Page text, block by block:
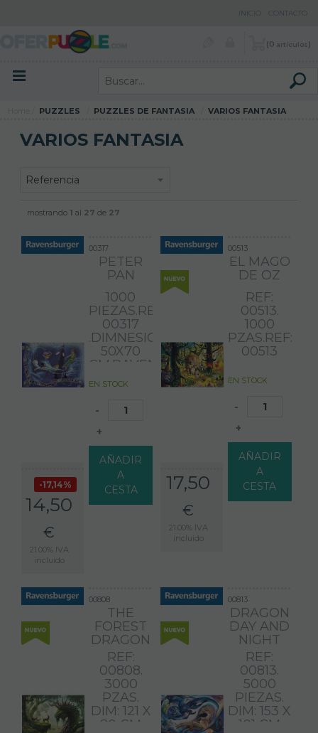
0 artículos
INICIO CONTACTO
Menú contenidos
Menú productos
PUZZLES PUZZLES DE FANTASIA VARIOS FANTASIA
VARIOS FANTASIA
mostrando 1 al 27 de 27
17,14%
14,50
€
21.00% IVA
incluido
00317
PETER
PAN
1000
PIEZAS.REF:
00317
.DIMNESIONES:
50X70
CM.RAVENSBURGER
EN STOCK
-
+
AÑADIR
A
CESTA
17,50
€
21.00% IVA
incluido
00513
EL MAGO
DE OZ
REF:
00513.
1000
PZAS.REF:
00513
EN STOCK
-
+
AÑADIR
A
CESTA
00808
THE
FOREST
DRAGON
REF:
00808.
3000
PZAS.
DIM: 121 X
80 CM
00813
DRAGON
DAY AND
NIGHT
REF:
00813.
5000
PIEZAS.
DIM: 153 X
101 CM